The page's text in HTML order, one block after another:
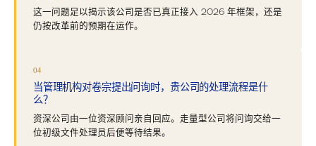
这一问题足以揭示该公司是否已真正接入 2026 年框架，还是
仍按改革前的预期在运作。
04
当管理机构对卷宗提出问询时，贵公司的处理流程是什
么？
资深公司由一位资深顾问亲自回应。走量型公司将问询交给一
位初级文件处理员后便等待结果。